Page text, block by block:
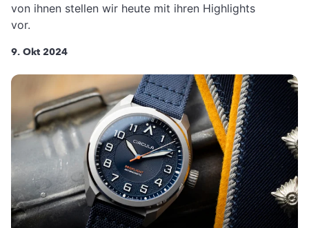
von ihnen stellen wir heute mit ihren Highlights
vor.
9. Okt 2024